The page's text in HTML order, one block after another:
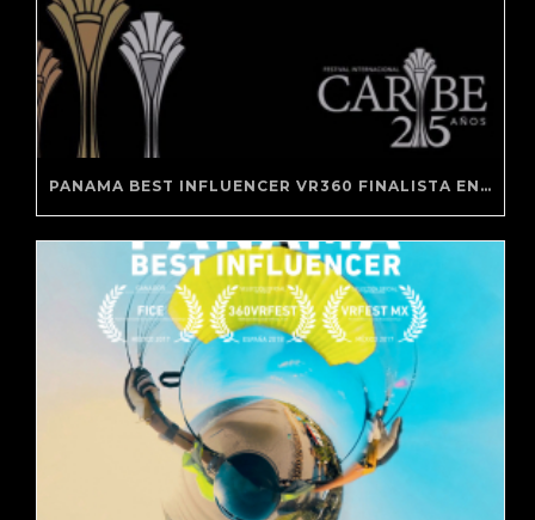
PANAMA BEST INFLUENCER VR360 FINALISTA EN FESTIVAL CARIBE